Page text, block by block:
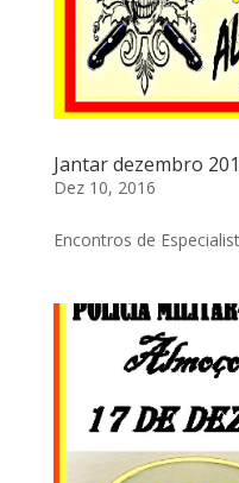
Jantar dezembro
Dez 10, 2016
Encontros de